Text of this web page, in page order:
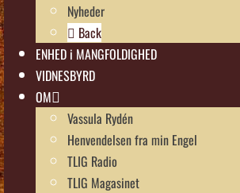
Nyheder
Back
ENHED i MANGFOLDIGHED
VIDNESBYRD
OM
Vassula Rydén
Henvendelsen fra min Engel
TLIG Radio
TLIG Magasinet